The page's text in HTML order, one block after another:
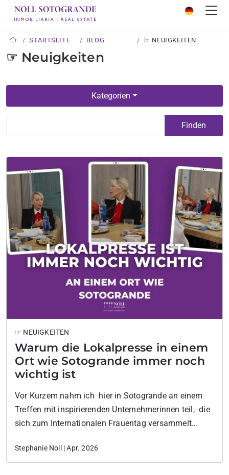
STARTSEITE BLOG ☞ NEUIGKEITEN
☞ Neuigkeiten
Kategorien
Finden
Warum die Lokalpresse in einem
Ort wie Sotogrande immer noch
wichtig ist
☞ NEUIGKEITEN
Vor Kurzem nahm ich hier in Sotogrande an einem
Treffen mit inspirierenden Unternehmerinnen teil, die
sich zum Internationalen Frauentag versammelt
meisten beeindruckte mich die persönliche
Atmosphäre der Veranstaltung. Jede Frau erzählte
Stephanie Noll | Apr. 2026